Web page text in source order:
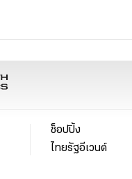
ช็อปปิ้ง
ไทยรัฐอีเวนต์